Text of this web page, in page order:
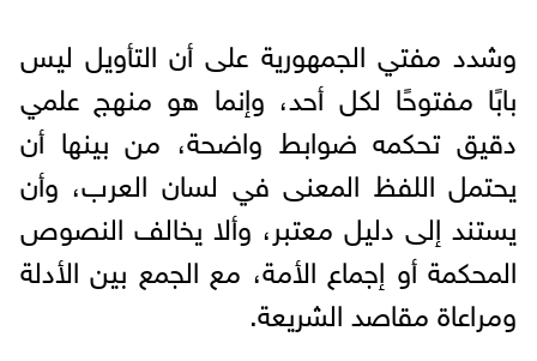
وشدد مفتي الجمهورية على أن التأويل ليس
بابًا مفتوحًا لكل أحد، وإنما هو منهج علمي
دقيق تحكمه ضوابط واضحة، من بينها أن
يحتمل اللفظ المعنى في لسان العرب، وأن
يستند إلى دليل معتبر، وألا يخالف النصوص
المحكمة أو إجماع الأمة، مع الجمع بين الأدلة
ومراعاة مقاصد الشريعة.